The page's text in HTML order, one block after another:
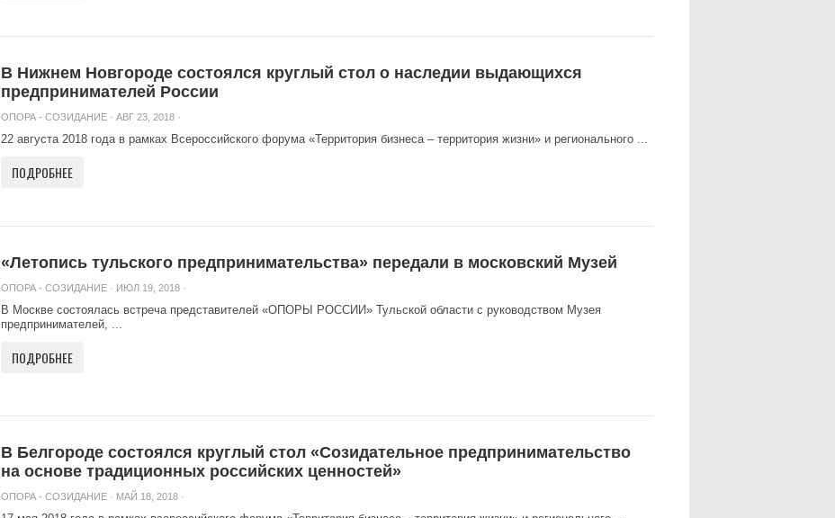
В Нижнем Новгороде состоялся круглый стол о наследии выдающихся
предпринимателей России
ОПОРА - СОЗИДАНИЕ · АВГ 23, 2018 ·
22 августа 2018 года в рамках Всероссийского форума «Территория бизнеса – территория жизни» и регионального ...
ПОДРОБНЕЕ
«Летопись тульского предпринимательства» передали в московский Музей
ОПОРА - СОЗИДАНИЕ · ИЮЛ 19, 2018 ·
В Москве состоялась встреча представителей «ОПОРЫ РОССИИ» Тульской области с руководством Музея
предпринимателей, ...
ПОДРОБНЕЕ
В Белгороде состоялся круглый стол «Созидательное предпринимательство
на основе традиционных российских ценностей»
ОПОРА - СОЗИДАНИЕ · МАЙ 18, 2018 ·